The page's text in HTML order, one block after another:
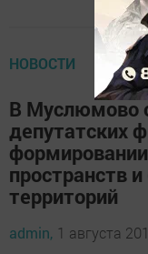
НОВОСТИ
В Муслюмово
депутатских
пространств
территорий
admin, 1 августа